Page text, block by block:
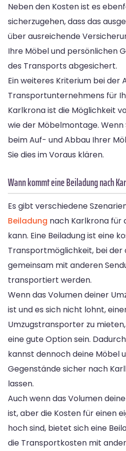
Neben den Kosten ist es
sicherzugehen, dass das
über ausreichende
Ihre Möbel und persönlichen
des Transports abgesichert.
Ein weiteres Kriterium bei der
Transportunternehmens für
Karlkrona ist die Möglichkeit
wie der Möbelmontage.
beim Auf- und Abbau Ihrer
Sie dies im Voraus klären.
Wann kommt eine Beiladung nach
Es gibt verschiedene
Beiladung nach Karlkrona für
kann. Eine Beiladung ist eine
Transportmöglichkeit, bei der
gemeinsam mit anderen
transportiert werden.
Wenn das Volumen deiner
ist und es sich nicht lohnt,
Umzugstransporter zu
eine gute Option sein.
kannst dennoch deine Möbel
Gegenstände sicher nach
lassen.
Auch wenn das Volumen
ist, aber die Kosten für einen
hoch sind, bietet sich eine
die Transportkosten mit